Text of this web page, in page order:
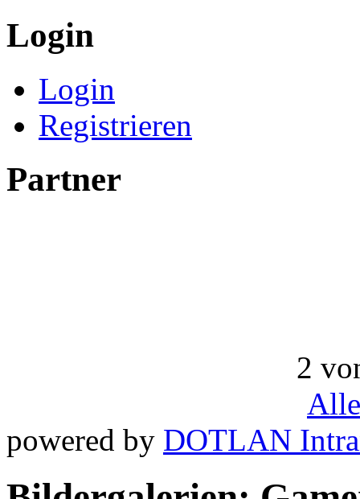
Login
Login
Registrieren
Partner
2
powered by DOTLAN